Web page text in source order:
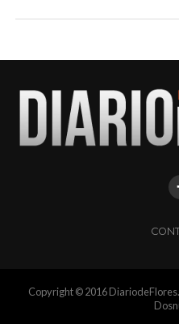
Copyright © 2016